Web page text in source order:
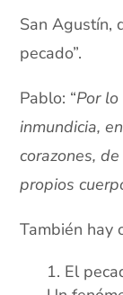
San Agustín,
pecado”.
Pablo: “Por
inmundicia,
corazones,
propios
También hay
El